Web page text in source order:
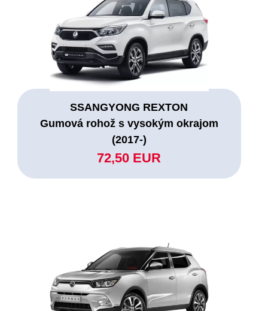
SSANGYONG REXTON
Gumová rohož s vysokým okrajom
(2017-)
72,50 EUR